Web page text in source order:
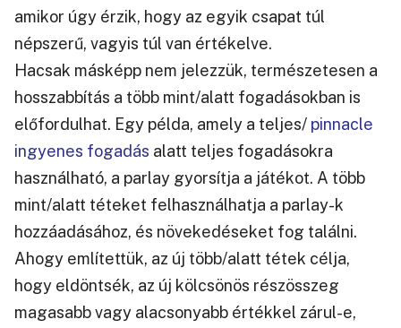
amikor úgy érzik, hogy az egyik csapat túl
népszerű, vagyis túl van értékelve.
Hacsak másképp nem jelezzük, természetesen a
hosszabbítás a több mint/alatt fogadásokban is
előfordulhat. Egy példa, amely a teljes/ pinnacle
ingyenes fogadás alatt teljes fogadásokra
használható, a parlay gyorsítja a játékot. A több
mint/alatt téteket felhasználhatja a parlay-k
hozzáadásához, és növekedéseket fog találni.
Ahogy említettük, az új több/alatt tétek célja,
hogy eldöntsék, az új kölcsönös részösszeg
magasabb vagy alacsonyabb értékkel zárul-e,